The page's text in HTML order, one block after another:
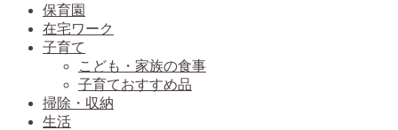
保育園
在宅ワーク
子育て
こども・家族の食事
子育ておすすめ品
掃除・収納
生活